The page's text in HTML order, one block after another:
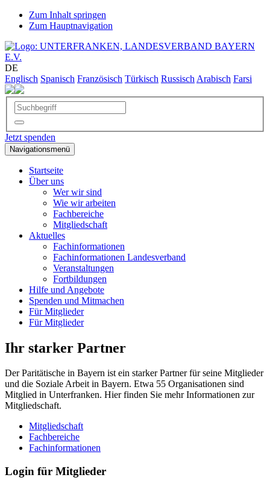
Zum Inhalt springen
Zum Hauptnavigation
DE
Englisch Spanisch Französisch Türkisch Russisch Arabisch Farsi
Jetzt spenden
Navigationsmenü
Startseite
Über uns
Wer wir sind
Wie wir arbeiten
Fachbereiche
Mitgliedschaft
Aktuelles
Fachinformationen
Fachinformationen Landesverband
Veranstaltungen
Fortbildungen
Hilfe und Angebote
Spenden und Mitmachen
Für Mitglieder
Für Mitglieder
Ihr starker Partner
Der Paritätische in Bayern ist ein starker Partner für seine Mitglieder
und die Soziale Arbeit in Bayern. Etwa 55 Organisationen sind
Mitglied in Unterfranken. Hier finden Sie mehr Informationen zur
Mitgliedschaft.
Mitgliedschaft
Fachbereiche
Fachinformationen
Login für Mitglieder